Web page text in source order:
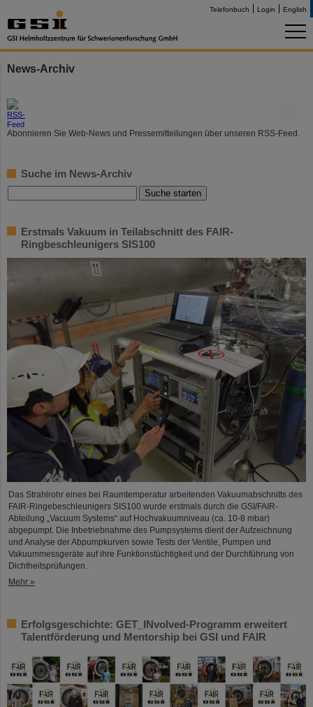
Telefonbuch Login English
News-Archiv
Abonnieren Sie Web-News und Pressemitteilungen über unseren RSS-Feed.
Suche im News-Archiv
Erstmals Vakuum in Teilabschnitt des FAIR-
Ringbeschleunigers SIS100
Das Strahlrohr eines bei Raumtemperatur arbeitenden Vakuumabschnitts des
FAIR-Ringebeschleunigers SIS100 wurde erstmals durch die GSI/FAIR-
Abteilung „Vacuum Systems“ auf Hochvakuumniveau (ca. 10-8 mbar)
abgepumpt. Die Inbetriebnahme des Pumpsystems dient der Aufzeichnung
und Analyse der Abpumpkurven sowie Tests der Ventile, Pumpen und
Vakuummessgeräte auf ihre Funktionstüchtigkeit und der Durchführung von
Dichtheitsprüfungen.
Mehr »
Erfolgsgeschichte: GET_INvolved-Programm erweitert
Talentförderung und Mentorship bei GSI und FAIR